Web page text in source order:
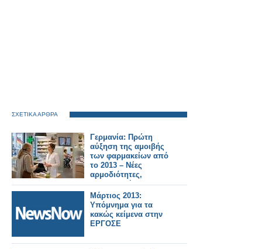
ΣΧΕΤΙΚΑ ΑΡΘΡΑ
Γερμανία: Πρώτη
αύξηση της αμοιβής
των φαρμακείων από
το 2013 – Νέες
αρμοδιότητες,
τηλεϊατρική και
υπηρεσίες
Μάρτιος 2013:
Υπόμνημα για τα
κακώς κείμενα στην
ΕΡΓΟΣΕ